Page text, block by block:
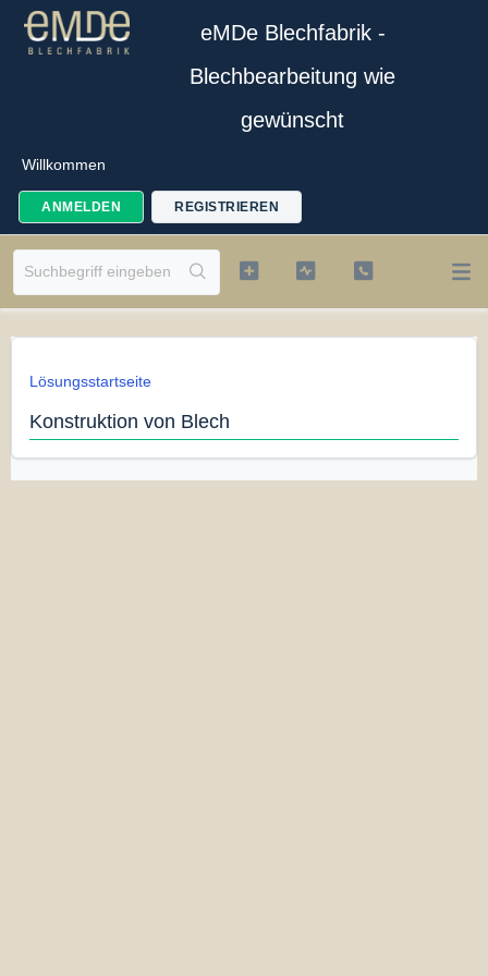
eMDe Blechfabrik -
Blechbearbeitung wie
gewünscht
Willkommen
ANMELDEN REGISTRIEREN
Lösungsstartseite
Konstruktion von Blech